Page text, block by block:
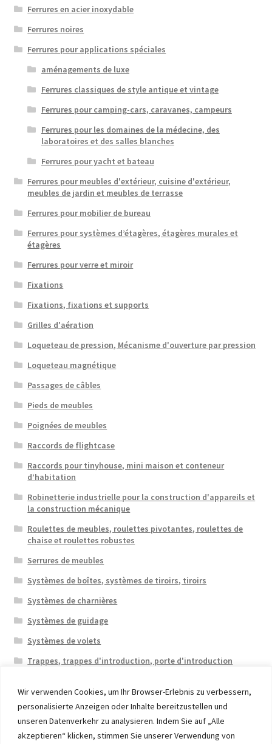
Wir verwenden Cookies, um Ihr Browser-Erlebnis zu verbessern,
personalisierte Anzeigen oder Inhalte bereitzustellen und
unseren Datenverkehr zu analysieren. Indem Sie auf „Alle
akzeptieren“ klicken, stimmen Sie unserer Verwendung von
Ferrures en acier inoxydable
Ferrures noires
Ferrures pour applications spéciales
aménagements de luxe
Ferrures classiques de style antique et vintage
Ferrures pour camping-cars, caravanes, campeurs
Ferrures pour les domaines de la médecine, des
laboratoires et des salles blanches
Ferrures pour yacht et bateau
Ferrures pour meubles d'extérieur, cuisine d'extérieur,
meubles de jardin et meubles de terrasse
Ferrures pour mobilier de bureau
Ferrures pour systèmes d’étagères, étagères murales et
étagères
Ferrures pour verre et miroir
Fixations
Fixations, fixations et supports
Grilles d'aération
Loqueteau de pression, Mécanisme d'ouverture par pression
Loqueteau magnétique
Passages de câbles
Pieds de meubles
Poignées de meubles
Raccords de flightcase
Raccords pour tinyhouse, mini maison et conteneur
d’habitation
Robinetterie industrielle pour la construction d'appareils et
la construction mécanique
Roulettes de meubles, roulettes pivotantes, roulettes de
chaise et roulettes robustes
Serrures de meubles
Systèmes de boîtes, systèmes de tiroirs, tiroirs
Systèmes de charnières
Systèmes de guidage
Systèmes de volets
Trappes, trappes d'introduction, porte d'introduction